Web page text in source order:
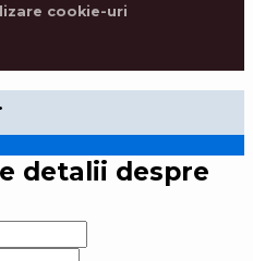
cookie-uri
detalii despre